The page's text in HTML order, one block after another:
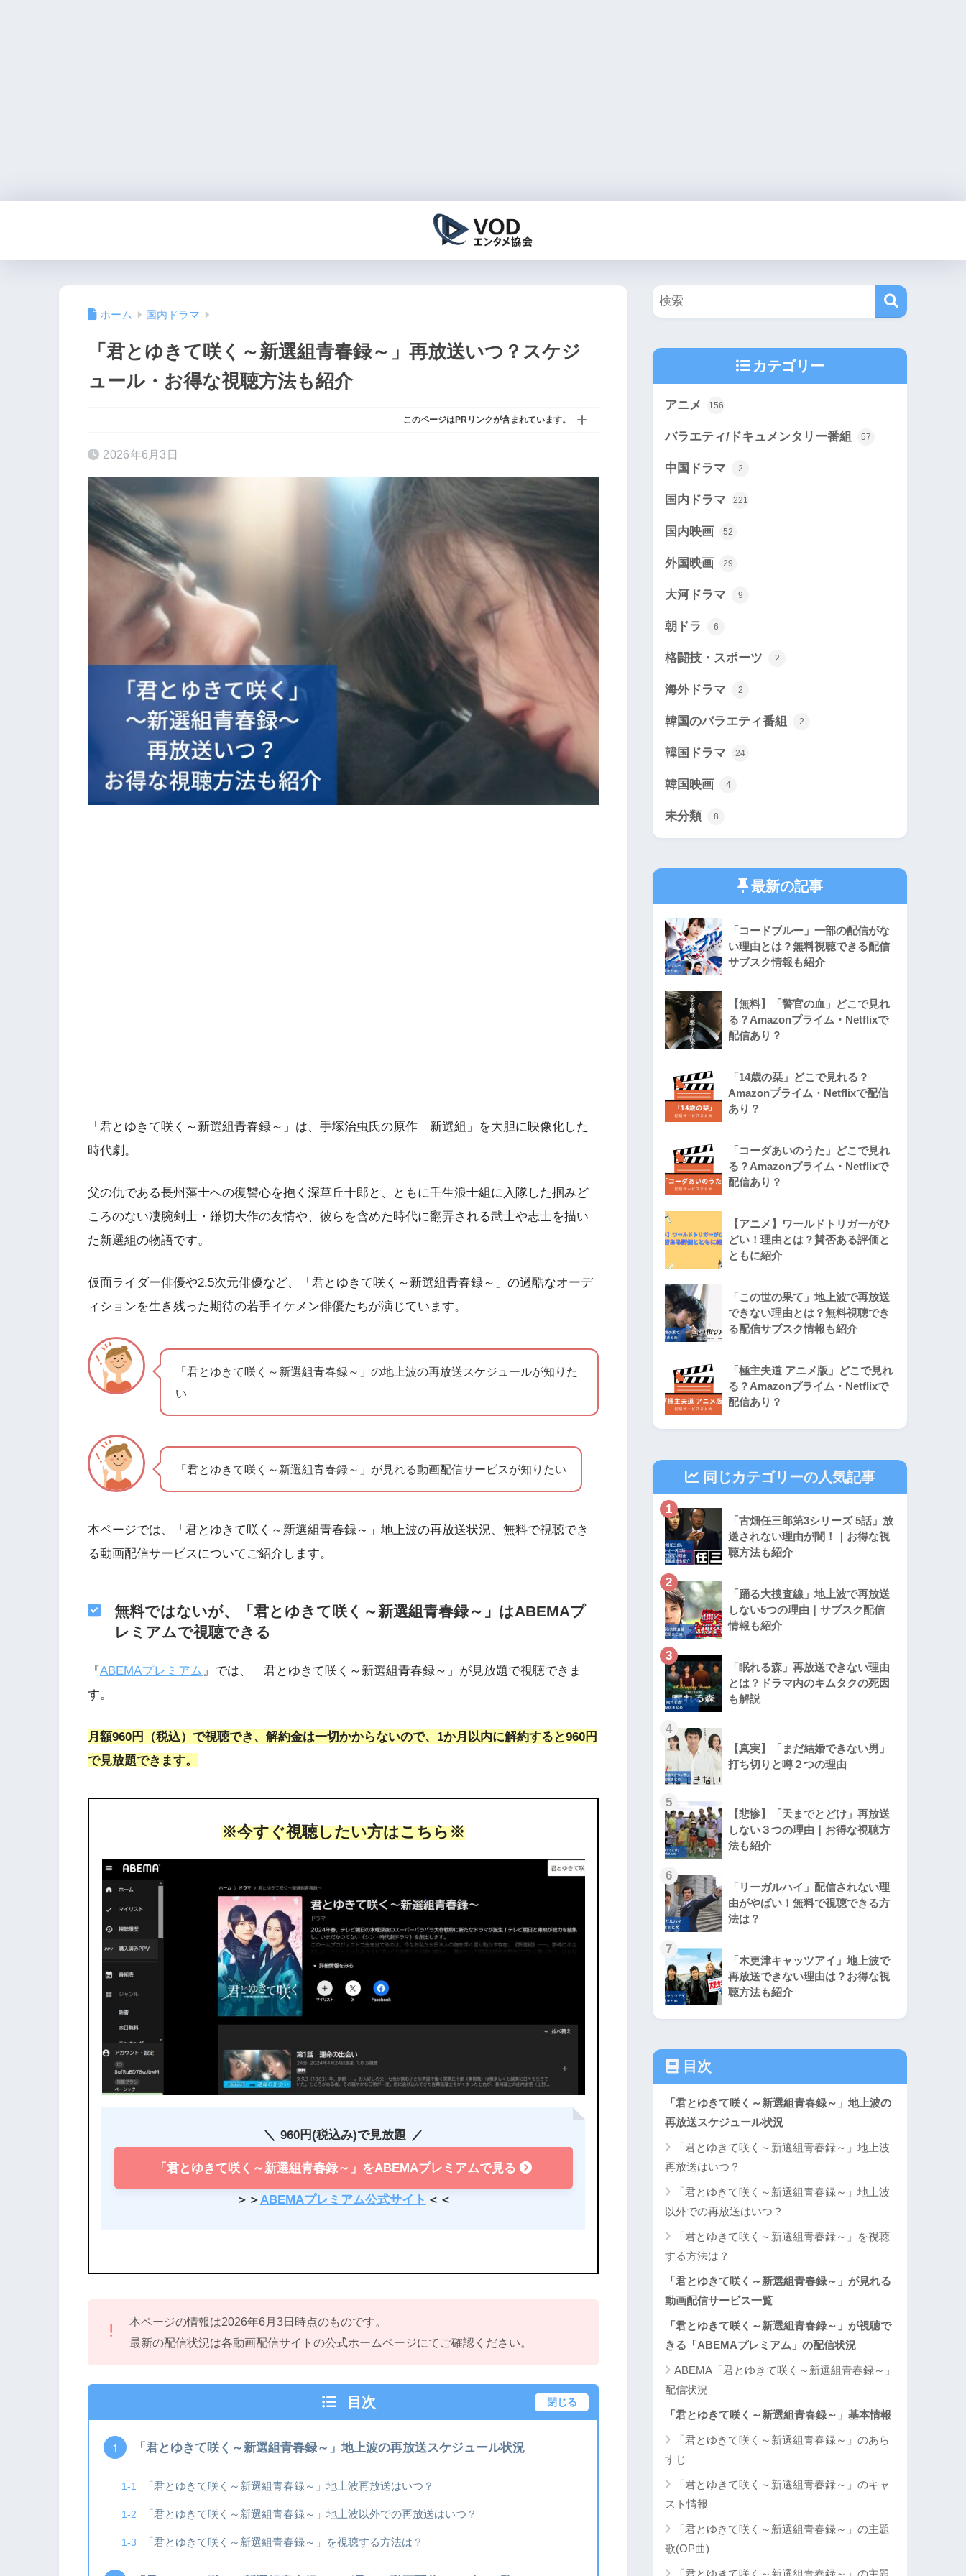
ホーム 国内ドラマ
「君とゆきて咲く～新選組青春録～」再放送いつ？スケジ
ュール・お得な視聴方法も紹介
このページはPRリンクが含まれています。
2026年6月3日
「君とゆきて咲く～新選組青春録～」は、手塚治虫氏の原作「新選組」を大胆に映像化した
時代劇。
父の仇である長州藩士への復讐心を抱く深草丘十郎と、ともに壬生浪士組に入隊した掴みど
ころのない凄腕剣士・鎌切大作の友情や、彼らを含めた時代に翻弄される武士や志士を描い
た新選組の物語です。
仮面ライダー俳優や2.5次元俳優など、「君とゆきて咲く～新選組青春録～」の過酷なオーデ
ィションを生き残った期待の若手イケメン俳優たちが演じています。
「君とゆきて咲く～新選組青春録～」の地上波の再放送スケジュールが知りた
い
「君とゆきて咲く～新選組青春録～」が見れる動画配信サービスが知りたい
本ページでは、「君とゆきて咲く～新選組青春録～」地上波の再放送状況、無料で視聴でき
る動画配信サービスについてご紹介します。
無料ではないが、「君とゆきて咲く～新選組青春録～」はABEMAプ
レミアムで視聴できる
『ABEMAプレミアム』では、「君とゆきて咲く～新選組青春録～」が見放題で視聴できま
す。
月額960円（税込）で視聴でき、解約金は一切かからないので、1か月以内に解約すると960円
で見放題できます。
※今すぐ視聴したい方はこちら※
960円(税込み)で見放題
「君とゆきて咲く～新選組青春録～」をABEMAプレミアムで見る
＞＞ ABEMAプレミアム公式サイト ＜＜
本ページの情報は2026年6月3日時点のものです。
最新の配信状況は各動画配信サイトの公式ホームページにてご確認ください。
目次 閉じる
「君とゆきて咲く～新選組青春録～」地上波の再放送スケジュール状況
「君とゆきて咲く～新選組青春録～」地上波再放送はいつ？
「君とゆきて咲く～新選組青春録～」地上波以外での再放送はいつ？
「君とゆきて咲く～新選組青春録～」を視聴する方法は？
カテゴリー
アニメ 156
バラエティ/ドキュメンタリー番組 57
中国ドラマ 2
国内ドラマ 221
国内映画 52
外国映画 29
大河ドラマ 9
朝ドラ 6
格闘技・スポーツ 2
海外ドラマ 2
韓国のバラエティ番組 2
韓国ドラマ 24
韓国映画 4
未分類 8
最新の記事
「コードブルー」一部の配信がな
い理由とは？無料視聴できる配信
サブスク情報も紹介
【無料】「警官の血」どこで見れ
る？Amazonプライム・Netflixで
配信あり？
「14歳の栞」どこで見れる？
Amazonプライム・Netflixで配信
あり？
「コーダあいのうた」どこで見れ
る？Amazonプライム・Netflixで
配信あり？
【アニメ】ワールドトリガーがひ
どい！理由とは？賛否ある評価と
ともに紹介
「この世の果て」地上波で再放送
できない理由とは？無料視聴でき
る配信サブスク情報も紹介
「極主夫道 アニメ版」どこで見れ
る？Amazonプライム・Netflixで
配信あり？
同じカテゴリーの人気記事
1
「古畑任三郎第3シリーズ 5話」放
送されない理由が闇！｜お得な視
聴方法も紹介
2
「踊る大捜査線」地上波で再放送
しない5つの理由｜サブスク配信
情報も紹介
3
「眠れる森」再放送できない理由
とは？ドラマ内のキムタクの死因
も解説
4
【真実】「まだ結婚できない男」
打ち切りと噂２つの理由
5
【悲惨】「天までとどけ」再放送
しない３つの理由｜お得な視聴方
法も紹介
6
「リーガルハイ」配信されない理
由がやばい！無料で視聴できる方
法は？
7
「木更津キャッツアイ」地上波で
再放送できない理由は？お得な視
聴方法も紹介
目次
「君とゆきて咲く～新選組青春録～」地上波の
再放送スケジュール状況
「君とゆきて咲く～新選組青春録～」地上波
再放送はいつ？
「君とゆきて咲く～新選組青春録～」地上波
以外での再放送はいつ？
「君とゆきて咲く～新選組青春録～」を視聴
する方法は？
「君とゆきて咲く～新選組青春録～」が見れる
動画配信サービス一覧
「君とゆきて咲く～新選組青春録～」が視聴で
きる「ABEMAプレミアム」の配信状況
ABEMA「君とゆきて咲く～新選組青春録～」
配信状況
「君とゆきて咲く～新選組青春録～」基本情報
「君とゆきて咲く～新選組青春録～」のあら
すじ
「君とゆきて咲く～新選組青春録～」のキャ
スト情報
「君とゆきて咲く～新選組青春録～」の主題
歌(OP曲)
「君とゆきて咲く～新選組青春録～」の主題